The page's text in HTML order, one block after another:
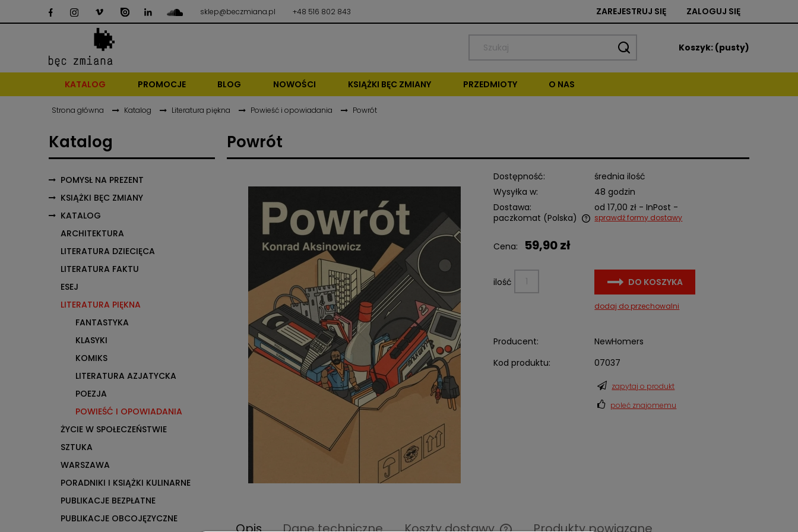
sklep@beczmiana.pl +48 516 802 843 ZAREJESTRUJ SIĘ ZALOGUJ SIĘ
Koszyk: (pusty)
KATALOG PROMOCJE BLOG NOWOŚCI KSIĄŻKI BĘC ZMIANY PRZEDMIOTY O NAS
Strona główna Katalog Literatura piękna Powieść i opowiadania Powrót
Katalog
POMYSŁ NA PREZENT
KSIĄŻKI BĘC ZMIANY
KATALOG
ARCHITEKTURA
LITERATURA DZIECIĘCA
LITERATURA FAKTU
ESEJ
LITERATURA PIĘKNA
FANTASTYKA
KLASYKI
KOMIKS
LITERATURA AZJATYCKA
POEZJA
POWIEŚĆ I OPOWIADANIA
ŻYCIE W SPOŁECZEŃSTWIE
SZTUKA
WARSZAWA
PORADNIKI I KSIĄŻKI KULINARNE
PUBLIKACJE BEZPŁATNE
PUBLIKACJE OBCOJĘZYCZNE
Powrót
Dostępność:
średnia ilość
Wysyłka w:
48 godzin
Dostawa:
od 17,00 zł - InPost -
paczkomat (Polska)
Cena nie zawiera ewentualnych
sprawdź formy dostawy
Cena: 59,90 zł
ilość DO KOSZYKA
dodaj do przechowalni
Producent:
NewHomers
Kod produktu:
07037
zapytaj o produkt
poleć znajomemu
Opis Dane techniczne Koszty dostawy Produkty powiązane